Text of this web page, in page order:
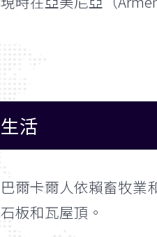
生活
巴爾卡爾人依賴畜牧業
石板和瓦屋頂。